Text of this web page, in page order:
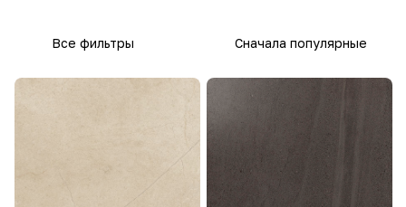
Все фильтры Сначала популярные